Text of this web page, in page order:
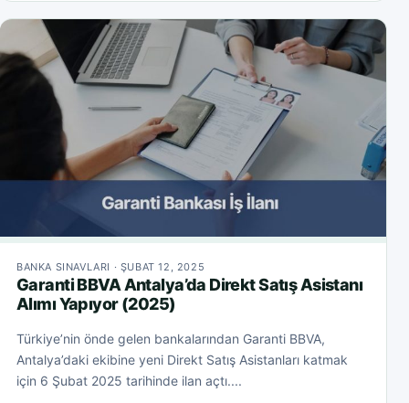
BANKA SINAVLARI · ŞUBAT 12, 2025
Garanti BBVA Antalya’da Direkt Satış Asistanı
Alımı Yapıyor (2025)
Türkiye’nin önde gelen bankalarından Garanti BBVA,
Antalya’daki ekibine yeni Direkt Satış Asistanları katmak
için 6 Şubat 2025 tarihinde ilan açtı....